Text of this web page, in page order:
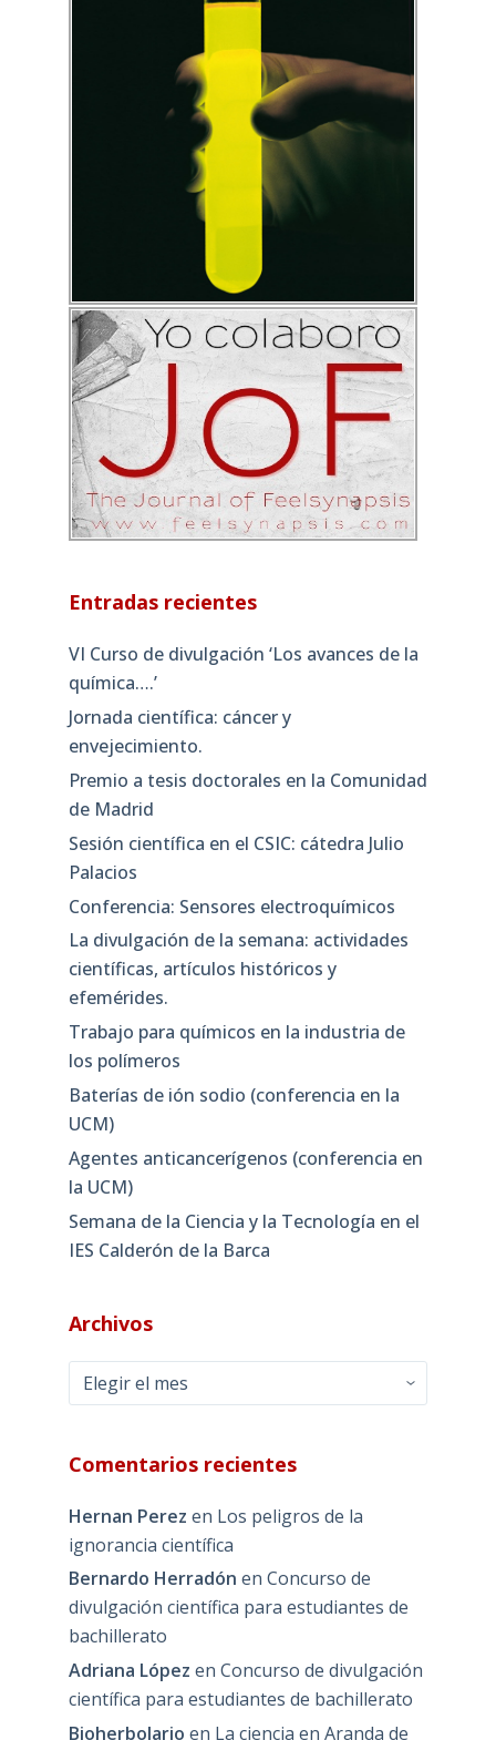
Entradas recientes
VI Curso de divulgación ‘Los avances de la
química….’
Jornada científica: cáncer y
envejecimiento.
Premio a tesis doctorales en la Comunidad
de Madrid
Sesión científica en el CSIC: cátedra Julio
Palacios
Conferencia: Sensores electroquímicos
La divulgación de la semana: actividades
científicas, artículos históricos y
efemérides.
Trabajo para químicos en la industria de
los polímeros
Baterías de ión sodio (conferencia en la
UCM)
Agentes anticancerígenos (conferencia en
la UCM)
Semana de la Ciencia y la Tecnología en el
IES Calderón de la Barca
Archivos
Archivos
Comentarios recientes
Hernan Perez en Los peligros de la
ignorancia científica
Bernardo Herradón en Concurso de
divulgación científica para estudiantes de
bachillerato
Adriana López en Concurso de divulgación
científica para estudiantes de bachillerato
Bioherbolario en La ciencia en Aranda de